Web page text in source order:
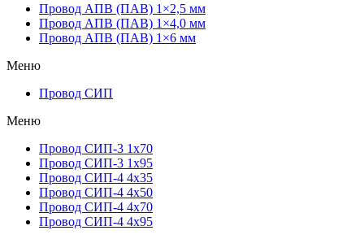
Провод АПВ (ПАВ) 1×2,5 мм
Провод АПВ (ПАВ) 1×4,0 мм
Провод АПВ (ПАВ) 1×6 мм
Меню
Провод СИП
Меню
Провод СИП-3 1х70
Провод СИП-3 1х95
Провод СИП-4 4х35
Провод СИП-4 4х50
Провод СИП-4 4х70
Провод СИП-4 4х95